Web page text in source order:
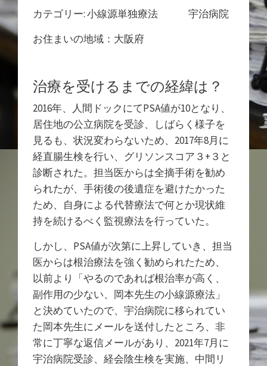
カテゴリー: 小線源単独療法 宇治病院
お住まいの地域：大阪府
治療を受けるまでの経緯は？
2016年、人間ドックにてPSA値が10となり、
居住地の公立病院を受診、しばらく様子を
見るも、状況変わらないため、2017年8月に
経直腸生検を行い、グリソンスコア３+３と
診断された。担当医からは全摘手術を勧め
られたが、手術後の後遺症を避けたかった
ため、自身による代替療法で何とか現状維
持を続けるべく監視療法を行っていた。
しかし、PSA値が次第に上昇していき、担当
医からは根治療法を強く勧められたため、
以前より「やるのであれば根治率が高く、
副作用の少ない、岡本先生の小線源療法」
と決めていたので、宇治病院に移られてい
た岡本先生にメールを送付したところ、非
常に丁寧な返信メールがあり、2021年7月に
宇治病院受診、経会陰生検を実施、中間リ